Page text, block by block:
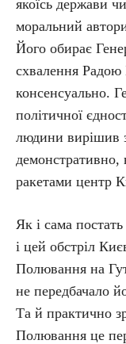
якоїсь держави
моральний
Його обирає
схвалення Радою
консенсуально.
політичної
людини вирішив
демонстративно,
ракетами центр
Як і сама
і цей обстріл
Полювання на
не передбачало
Та й практично
Полювання це